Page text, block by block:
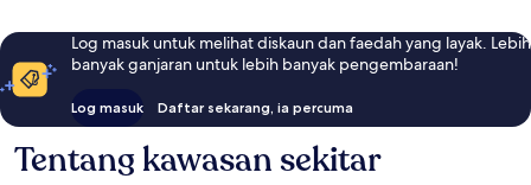
Log masuk untuk melihat diskaun dan faedah yang layak. Lebih
banyak ganjaran untuk lebih banyak pengembaraan!
Log masuk Daftar sekarang, ia percuma
Tentang kawasan sekitar